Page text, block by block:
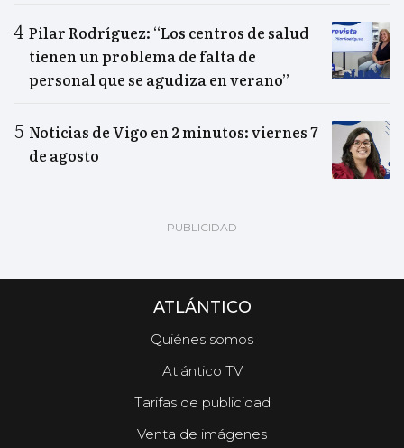
Pilar Rodríguez: “Los centros de salud
tienen un problema de falta de
personal que se agudiza en verano”
Noticias de Vigo en 2 minutos: viernes 7
de agosto
ATLÁNTICO
Quiénes somos
Atlántico TV
Tarifas de publicidad
Venta de imágenes